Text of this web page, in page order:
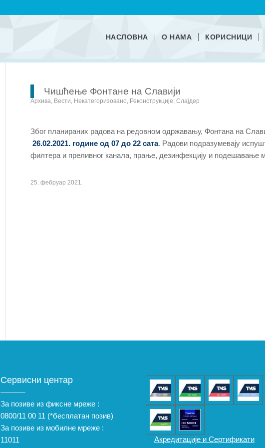
НАСЛОВНА О НАМА КОРИСНИЦИ
Чишћење Фонтане на Славији
Архива Вести Некатегоризовано Реконструкције Слајдер
Због планираних радова на редовном одржавању, Фонтана на
26.02.2021. године од 07 до 22 сата. Радови подразумевају
филтера и преливног канала, прање, дезинфекцију и подешавање
25. фебруар 2021.
Сервисни центар
За позиве из фиксне мреже :
0800/11 00 11 (*бесплатан позив)
За позиве из мобилне мреже :
11011
Акредитације и Сертификати